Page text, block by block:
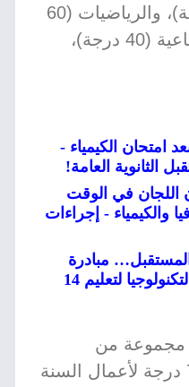
واللغة الإنجليزية (60 درجة)، والرياضيات (60
درجة)، والدراسات الاجتماعية (40 درجة)،
الكيمياء -
الثانوية العامة!
اللجان في الوقت
والكيمياء - إجراءات
مبادرة
صادمة تخلط بين الزراعة والتكنولوجيا لتعليم 14
مجموعة من
العناصر، حيث تخصص 70 درجة لأعمال السنة